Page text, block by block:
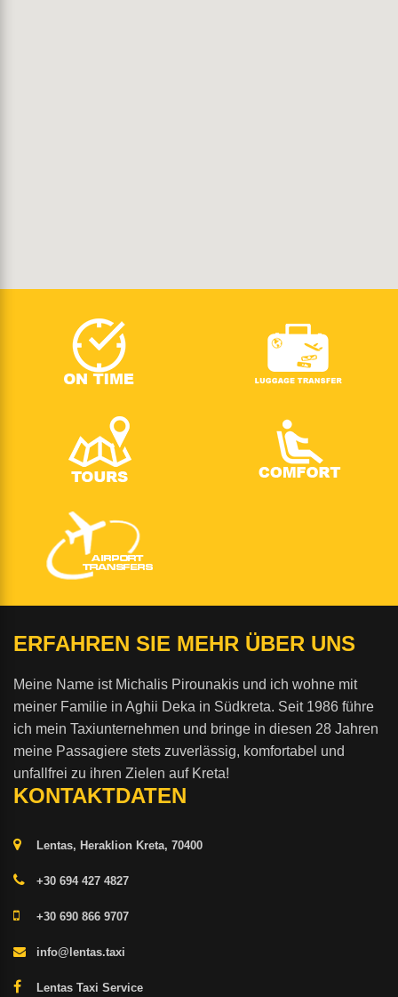
ERFAHREN SIE MEHR ÜBER UNS
Meine Name ist Michalis Pirounakis und ich wohne mit
meiner Familie in Aghii Deka in Südkreta. Seit 1986 führe
ich mein Taxiunternehmen und bringe in diesen 28 Jahren
meine Passagiere stets zuverlässig, komfortabel und
unfallfrei zu ihren Zielen auf Kreta!
KONTAKTDATEN
Lentas, Heraklion Kreta, 70400
+30 694 427 4827
+30 690 866 9707
info@lentas.taxi
Lentas Taxi Service